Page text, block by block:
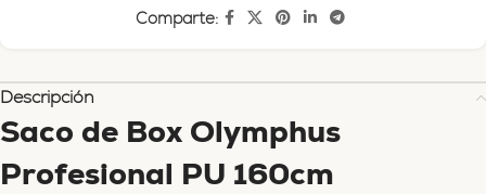
Comparte:
Descripción
Saco de Box Olymphus
Profesional PU 160cm